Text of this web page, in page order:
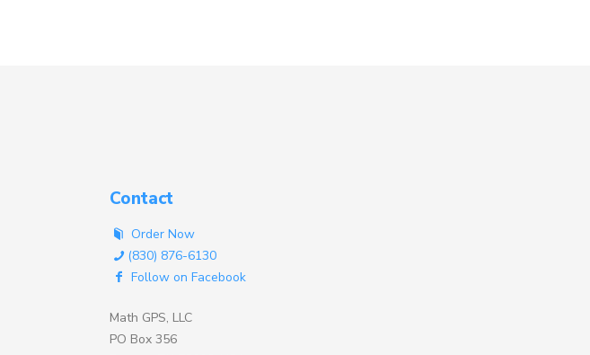
Contact
Order Now
(830) 876-6130
Follow on Facebook
Math GPS, LLC
PO Box 356